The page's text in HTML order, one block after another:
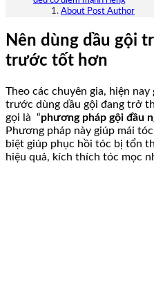
About Post Author
Nên dùng dầu gội
trước tốt hơn
Theo các chuyên gia, hiện
trước dùng dầu gội đang trở
gọi là “phương pháp gội đầu
Phương pháp này giúp mái
biệt giúp phục hồi tóc bị tổn
hiệu quả, kích thích tóc mọc